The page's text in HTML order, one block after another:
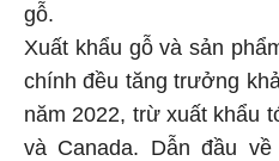
gỗ.
Xuất khẩu gỗ và sản
chính đều tăng trưởng
năm 2022, trừ xuất khẩu
và Canada. Dẫn đầu